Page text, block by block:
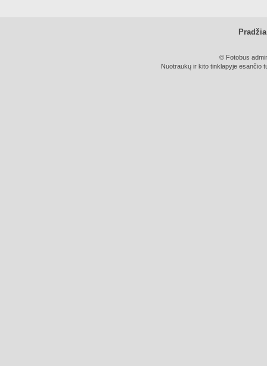
Pradžia
© Fotobus
Nuotraukų ir kito tinklapyje esančio